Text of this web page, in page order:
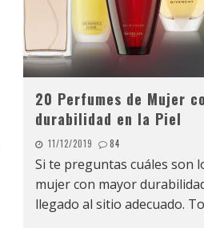
20 Perfumes de Mujer
durabilidad en la Piel
11/12/2019 84
Si te preguntas cuáles son
mujer con mayor
llegado al sitio adecuado.